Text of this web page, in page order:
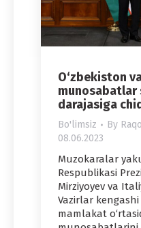
O‘zbekiston
darajasiga
Bo'limsiz By
08.06.2023
Muzokaralar
Respublikasi
Mirziyoyev va
Vazirlar
mamlakat